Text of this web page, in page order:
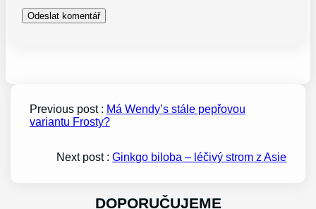
Previous post : Má Wendy’s stále pepřovou
variantu Frosty?
Next post :Ginkgo biloba – léčivý strom z Asie
DOPORUČUJEME